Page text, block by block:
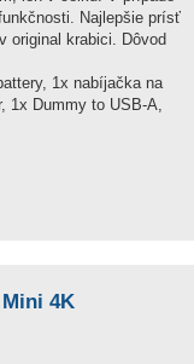
Najlepšie prísť
original krabici. Dôvod
1x nabíjačka na
1x Dummy to USB-A,
4K